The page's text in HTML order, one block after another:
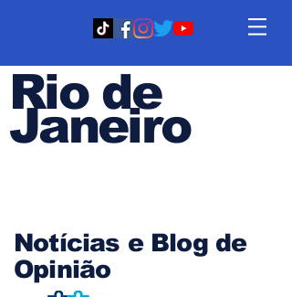
Rio de
Janeiro
Notícias e Blog de
Opinião